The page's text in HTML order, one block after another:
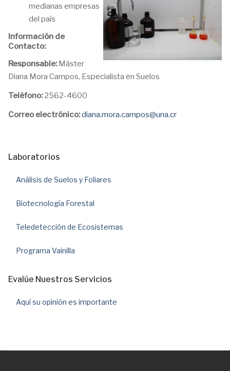
medianas empresas
del país
Información de
Contacto:
Responsable:Máster
Diana Mora Campos, Especialista en Suelos
Teléfono:2562-4600
Correo electrónico:diana.mora.campos@una.cr
Laboratorios
Análisis de Suelos y Foliares
Biotecnología Forestal
Teledetección de Ecosistemas
Programa Vainilla
Evalúe Nuestros Servicios
Aquí su opinión es importante